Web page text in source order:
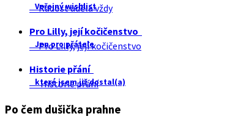
Veřejný wishlist
Radost udělá vždy
Pro Lilly, její kočičenstvo
Jen pro přátele
Pro Lilly, její kočičenstvo
Historie přání
které jsem již dostal(a)
Historie přání
Po čem dušička prahne